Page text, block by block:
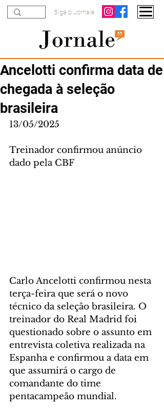
Siga o Jornale
Ancelotti confirma data de
chegada à seleção
brasileira
13/05/2025
Treinador confirmou anúncio
dado pela CBF
Carlo Ancelotti confirmou nesta
terça-feira que será o novo
técnico da seleção brasileira. O
treinador do Real Madrid foi
questionado sobre o assunto em
entrevista coletiva realizada na
Espanha e confirmou a data em
que assumirá o cargo de
comandante do time
pentacampeão mundial.